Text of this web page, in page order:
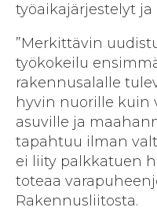
työaikajärjestelyt
”Merkittävin
työkokeilu
rakennusalalle
hyvin nuorille kuin
asuville ja
tapahtuu ilman
ei liity palkkatuen
toteaa
Rakennusliitosta.